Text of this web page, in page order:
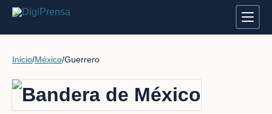
Inicio/México/Guerrero